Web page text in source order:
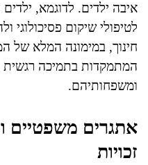
איבה ילדים. לדוגמא,
לטיפולי שיקום פסיכולוגי
חינוך, במימונה המלא של
המתמקדות בתמיכה רגשית
ומשפחותיהם.
אתגרים משפטיים
זכויות